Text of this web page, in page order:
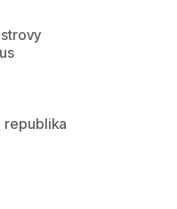
republika